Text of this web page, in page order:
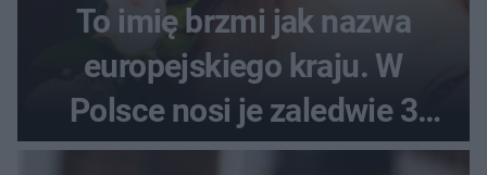
To imię brzmi jak nazwa
europejskiego kraju. W
Polsce nosi je zaledwie 3
kobiety